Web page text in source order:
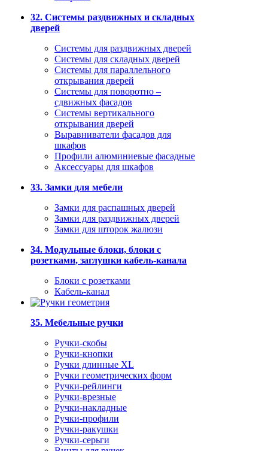
32. Системы раздвижных и складных
дверей
Системы для раздвижных дверей
Системы для складных дверей
Системы для параллельного
открывания дверей
Системы для поворотно –
сдвижных фасадов
Системы вертикального
открывания дверей
Выравниватели фасадов для
шкафов
Профили алюминиевые фасадные
Аксессуары для шкафов
33. Замки для мебели
Замки для распашных дверей
Замки для раздвижных дверей
Замки для шторок жалюзи
34. Модульные блоки, блоки с
розетками, заглушки кабель-канала
Блоки с розетками
Кабель-канал
35. Мебельные ручки
Ручки-скобы
Ручки-кнопки
Ручки длинные XL
Ручки геометрических форм
Ручки-рейлинги
Ручки-врезные
Ручки-накладные
Ручки-профили
Ручки-ракушки
Ручки-серьги